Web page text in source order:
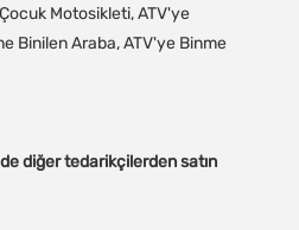
Motosikleti, ATV'ye
Binme, Ayaktan Zemine Binilen Araba, ATV'ye Binme
diğer tedarikçilerden satın